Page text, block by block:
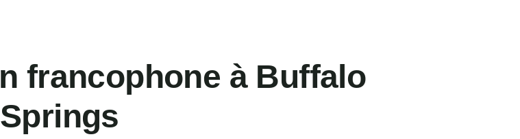
francophone à Buffalo
Springs